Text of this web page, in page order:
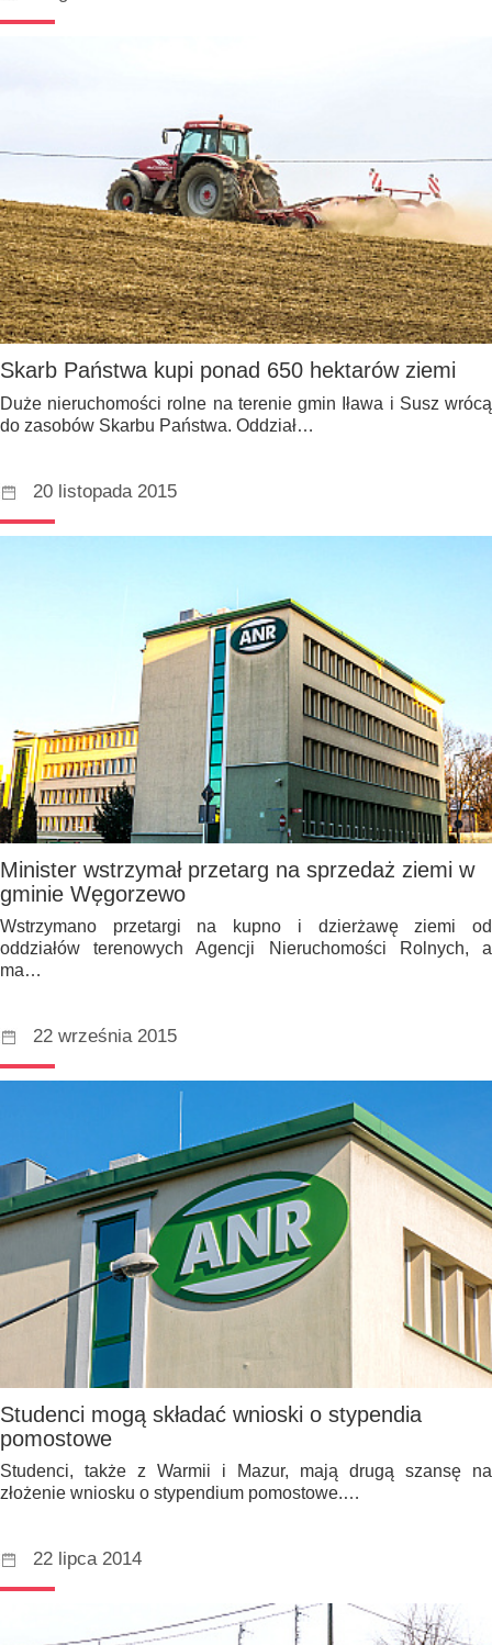
Skarb Państwa kupi ponad 650 hektarów ziemi
Duże nieruchomości rolne na terenie gmin Iława i Susz wrócą
do zasobów Skarbu Państwa. Oddział…
20 listopada 2015
Minister wstrzymał przetarg na sprzedaż ziemi w
gminie Węgorzewo
Wstrzymano przetargi na kupno i dzierżawę ziemi od
oddziałów terenowych Agencji Nieruchomości Rolnych, a
ma…
22 września 2015
Studenci mogą składać wnioski o stypendia
pomostowe
Studenci, także z Warmii i Mazur, mają drugą szansę na
złożenie wniosku o stypendium pomostowe.…
22 lipca 2014